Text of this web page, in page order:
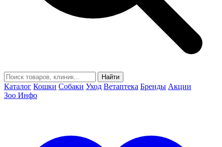
Найти
Каталог Кошки Собаки Уход Ветаптека Бренды Акции
Зоо Инфо